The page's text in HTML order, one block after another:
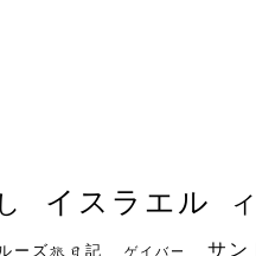
イスラエル
ーズ旅日記 ゲイバー サン